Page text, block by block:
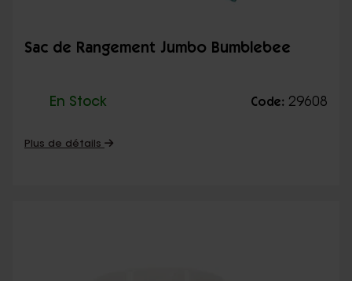
Sac de Rangement Jumbo Bumblebee
En Stock Code: 29608
Plus de détails